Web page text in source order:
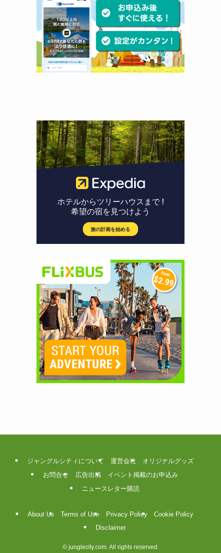
ジャングルシティについて 運営会社
オリジナルグッズ
お問合せ
広告出稿
イベント掲載のお申込み
ニュースレター購読
About Us Terms of Use Privacy Policy
Cookie Policy
Disclaimer
©junglecity.com. All rights reserved.